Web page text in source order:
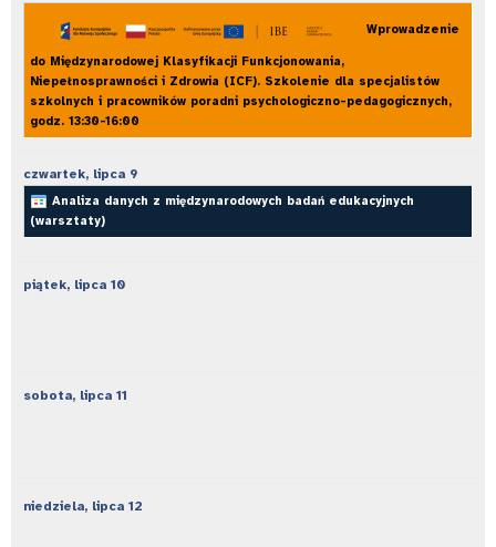
Wprowadzenie
do Międzynarodowej Klasyfikacji Funkcjonowania,
Niepełnosprawności i Zdrowia (ICF). Szkolenie dla specjalistów
szkolnych i pracowników poradni psychologiczno-pedagogicznych,
godz. 13:30-16:00
czwartek, lipca 9
Analiza danych z międzynarodowych badań edukacyjnych
(warsztaty)
piątek, lipca 10
sobota, lipca 11
niedziela, lipca 12